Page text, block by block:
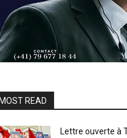
READ
Lettre ouverte à